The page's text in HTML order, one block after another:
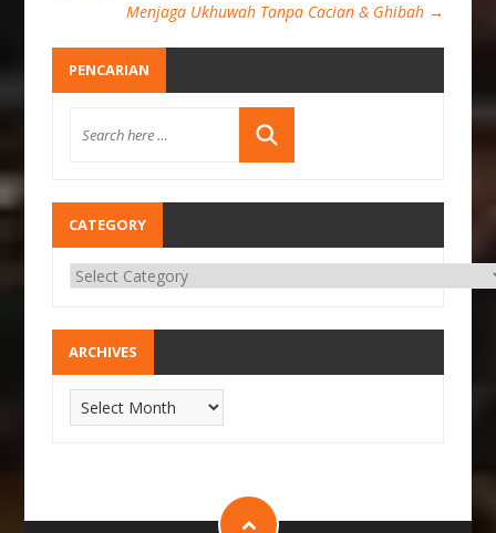
Menjaga Ukhuwah Tanpa Cacian & Ghibah →
PENCARIAN
CATEGORY
ARCHIVES